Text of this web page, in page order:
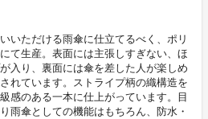
いただける雨傘に仕立てるべく、ポリ
て生産。表面には主張しすぎない、ほ
入り、裏面には傘を差した人が楽しめ
れています。ストライプ柄の織構造を
感のある一本に仕上がっています。目
雨傘としての機能はもちろん、防水・